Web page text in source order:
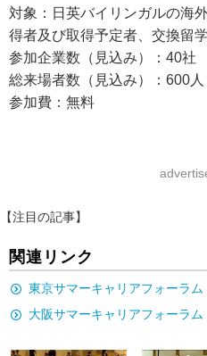
対象：日英バイリンガルの海
得者及び取得予定者、交換留
参加企業数（見込み）：40社
総来場者数（見込み）：600人
参加費：無料
【注目の記事】
関連リンク
東京サマーキャリアフォーラム
大阪サマーキャリアフォーラム